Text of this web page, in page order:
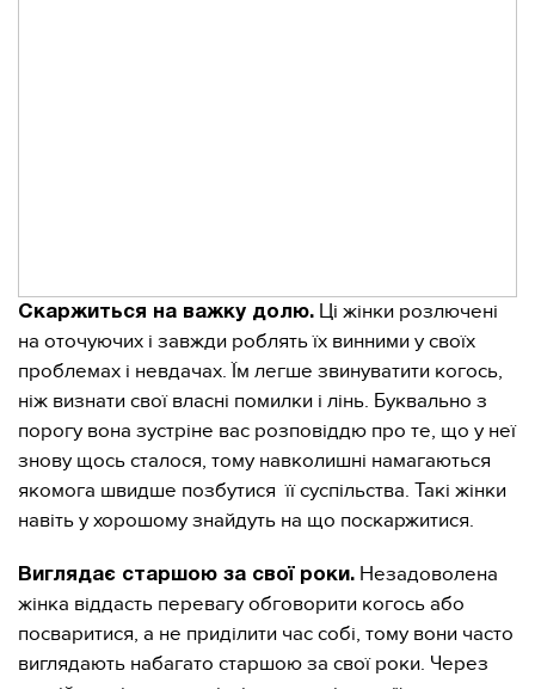
Скаржиться на важку долю. Ці жінки розлючені
на оточуючих і завжди роблять їх винними у своїх
проблемах і невдачах. Їм легше звинуватити когось,
ніж визнати свої власні помилки і лінь. Буквально з
порогу вона зустріне вас розповіддю про те, що у неї
знову щось сталося, тому навколишні намагаються
якомога швидше позбутися її суспільства. Такі жінки
навіть у хорошому знайдуть на що поскаржитися.
Виглядає старшою за свої роки. Незадоволена
жінка віддасть перевагу обговорити когось або
посваритися, а не приділити час собі, тому вони часто
виглядають набагато старшою за свої роки. Через